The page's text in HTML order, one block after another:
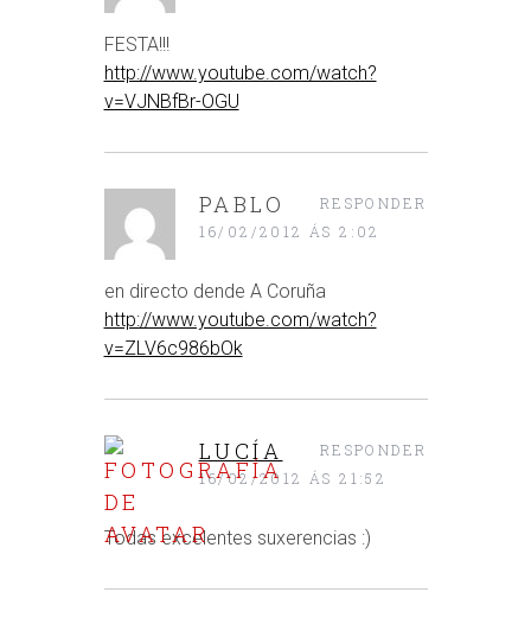
FESTA!!!
http://www.youtube.com/watch?
v=VJNBfBr-OGU
PABLO
16/02/2012 ÁS 2:02
en directo dende A Coruña
http://www.youtube.com/watch?
v=ZLV6c986bOk
RESPONDER
LUCÍA
16/02/2012 ÁS 21:52
Todas excelentes suxerencias :)
RESPONDER